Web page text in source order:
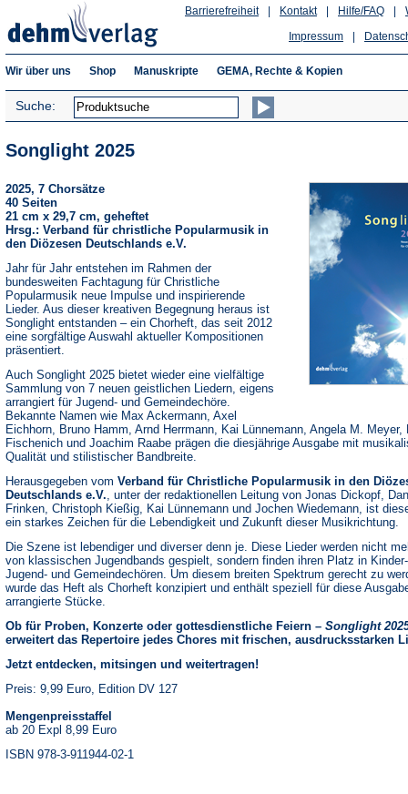
Hilfe/FAQ
Kontakt
Barrierefreiheit
Impressum
Wir über uns Shop Manuskripte GEMA, Rechte & Kopien
Suche:
Songlight 2025
2025, 7 Chorsätze
40 Seiten
21 cm x 29,7 cm, geheftet
Hrsg.: Verband für christliche Popularmusik in
den Diözesen Deutschlands e.V.
Jahr für Jahr entstehen im Rahmen der
bundesweiten Fachtagung für Christliche
Popularmusik neue Impulse und inspirierende
Lieder. Aus dieser kreativen Begegnung heraus ist
Songlight entstanden – ein Chorheft, das seit 2012
eine sorgfältige Auswahl aktueller Kompositionen
präsentiert.
Auch Songlight 2025 bietet wieder eine vielfältige
Sammlung von 7 neuen geistlichen Liedern, eigens
arrangiert für Jugend- und Gemeindechöre.
Bekannte Namen wie Max Ackermann, Axel
Eichhorn, Bruno Hamm, Arnd Herrmann, Kai Lünnemann, Angela M. Meyer,
Fischenich und Joachim Raabe prägen die diesjährige Ausgabe mit
Qualität und stilistischer Bandbreite.
Herausgegeben vom Verband für Christliche Popularmusik in den
Deutschlands e.V., unter der redaktionellen Leitung von Jonas Dickopf,
Frinken, Christoph Kießig, Kai Lünnemann und Jochen Wiedemann, ist
ein starkes Zeichen für die Lebendigkeit und Zukunft dieser Musikrichtung.
Die Szene ist lebendiger und diverser denn je. Diese Lieder werden nicht
von klassischen Jugendbands gespielt, sondern finden ihren Platz in
Jugend- und Gemeindechören. Um diesem breiten Spektrum gerecht zu
wurde das Heft als Chorheft konzipiert und enthält speziell für diese
arrangierte Stücke.
Ob für Proben, Konzerte oder gottesdienstliche Feiern – Songlight
erweitert das Repertoire jedes Chores mit frischen, ausdrucksstarken
Jetzt entdecken, mitsingen und weitertragen!
Preis: 9,99 Euro, Edition DV 127
Mengenpreisstaffel
ab 20 Expl 8,99 Euro
ISBN 978-3-911944-02-1